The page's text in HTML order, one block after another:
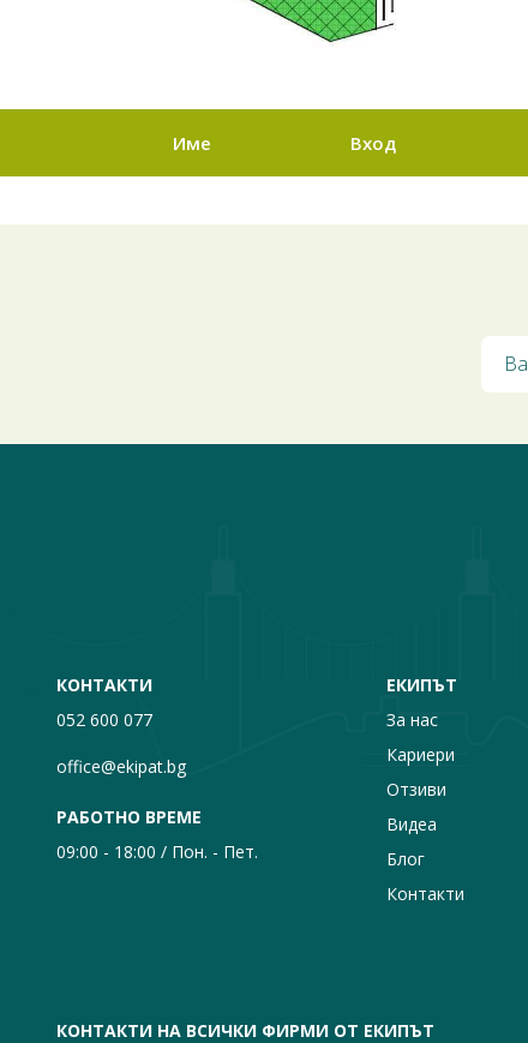
Име Вход
КОНТАКТИ
052 600 077
office@ekipat.bg
РАБОТНО ВРЕМЕ
09:00 - 18:00 / Пон. - Пет.
ЕКИПЪТ
За нас
Кариери
Отзиви
Видеа
Блог
Контакти
КОНТАКТИ НА ВСИЧКИ ФИРМИ ОТ ЕКИПЪТ